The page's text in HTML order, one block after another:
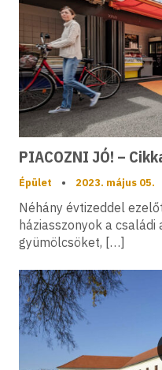
PIACOZNI JÓ! –
Épület • 2023. május 05.
Néhány évtizeddel
háziasszonyok a
gyümölcsöket, […]